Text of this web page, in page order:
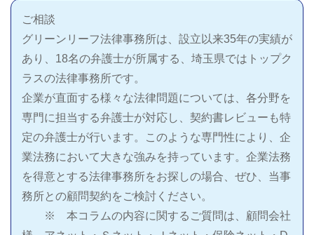
ご相談
グリーンリーフ法律事務所は、設立以来35年の実績が
あり、18名の弁護士が所属する、埼玉県ではトップク
ラスの法律事務所です。
企業が直面する様々な法律問題については、各分野を
専門に担当する弁護士が対応し、契約書レビューも特
定の弁護士が行います。このような専門性により、企
業法務において大きな強みを持っています。企業法務
を得意とする法律事務所をお探しの場合、ぜひ、当事
務所との顧問契約をご検討ください。
※ 本コラムの内容に関するご質問は、顧問会社